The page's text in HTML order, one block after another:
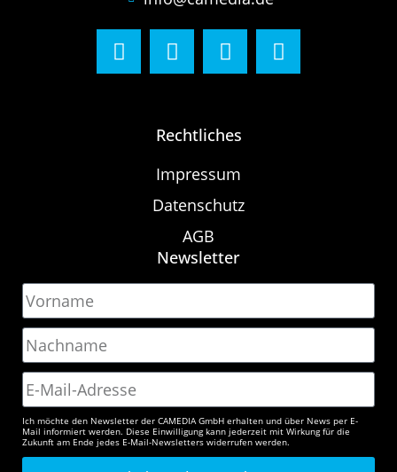
Rechtliches
Impressum
Datenschutz
AGB
Newsletter
Ich möchte den Newsletter der CAMEDIA GmbH erhalten und über News per E-
Mail informiert werden. Diese Einwilligung kann jederzeit mit Wirkung für die
Zukunft am Ende jedes E-Mail-Newsletters widerrufen werden.